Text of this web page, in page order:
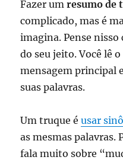
Fazer umresumo de
complicado, mas é
imagina. Pense
do seu jeito. Você lê
mensagem principal
suas palavras.
Um truque éusar
as mesmas palavras.
fala muito sobre